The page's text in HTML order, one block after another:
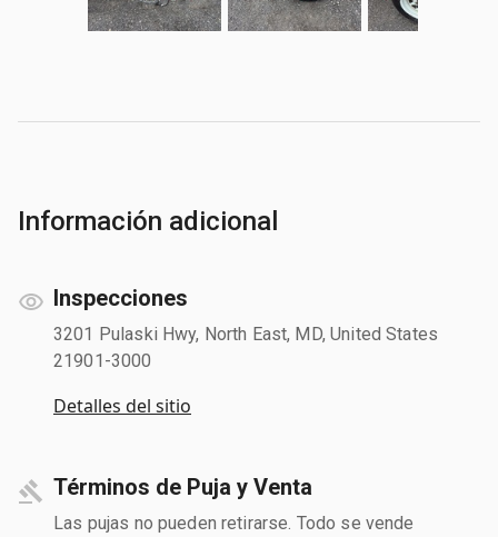
Información adicional
Inspecciones
3201 Pulaski Hwy, North East, MD, United States
21901-3000
Detalles del sitio
Términos de Puja y Venta
Las pujas no pueden retirarse. Todo se vende